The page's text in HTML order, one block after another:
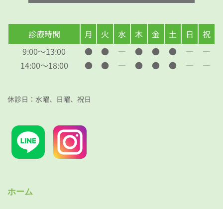
診療時間 月 火 水 木 金 土 日
祝
9:00～13:00
● ● ― ● ● ● ―
―
14:00～18:00
● ● ― ● ● ● ― ―
休診日：水曜、日曜、祝日
ホーム